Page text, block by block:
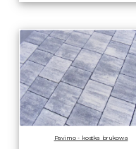
Pavimo - kostka brukowa